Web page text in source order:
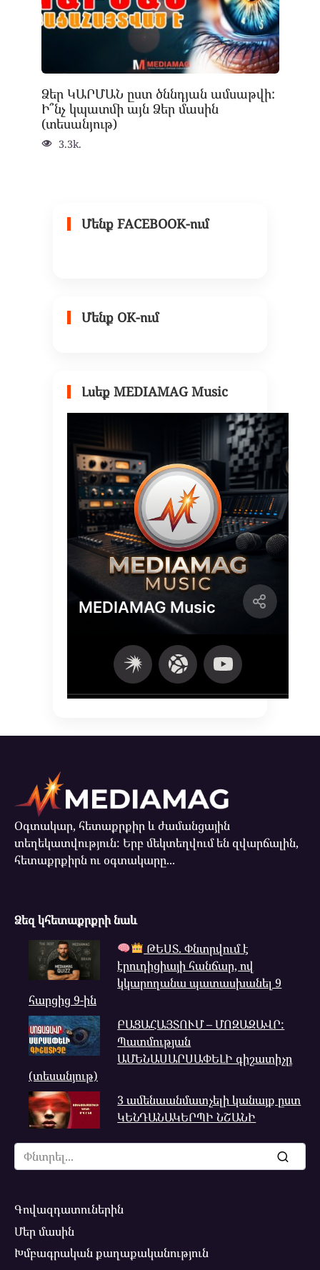
Ձեր ԿԱՐՄԱՆ ըստ ծննդյան ամսաթվի:
Ի՞նչ կպատմի այն Ձեր մասին
(տեսանյութ)
3.3k.
Մենք FACEBOOK-ում
Մենք OK-ում
Լսեք MEDIAMAG Music
Օգտակար, հետաքրքիր և ժամանցային
տեղեկատվություն: Երբ մեկտեղվում են զվարճալին,
հետաքրքիրն ու օգտակարը...
Ձեզ կհետաքրքրի նաև
ԹԵՍՏ. Փնտրվում է
էրուդիցիայի հանճար, ով
կկարողանա պատասխանել 9
հարցից 9-ին
ԲԱՑԱՀԱՅՏՈՒՄ – ՄՈԶԱԶԱՎՐ:
Պատմության
ԱՄԵՆԱՍԱՐՍԱՓԵԼԻ գիշատիչը
(տեսանյութ)
3 ամենաանմատչելի կանայք ըստ
ԿԵՆԴԱՆԱԿԵՐՊԻ ՆՇԱՆԻ
Search
for:
Գովազդատուներին
Մեր մասին
Խմբագրական քաղաքականություն